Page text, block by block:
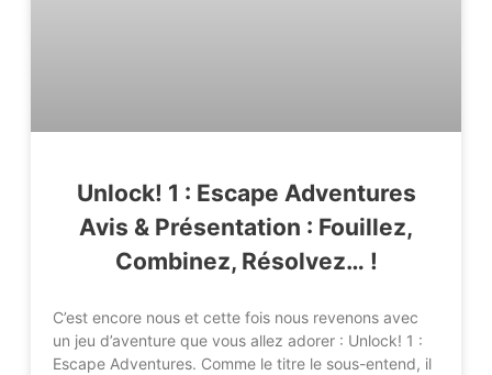
Unlock! 1 : Escape Adventures
Avis & Présentation : Fouillez,
Combinez, Résolvez… !
C’est encore nous et cette fois nous revenons avec
un jeu d’aventure que vous allez adorer : Unlock! 1 :
Escape Adventures. Comme le titre le sous-entend, il